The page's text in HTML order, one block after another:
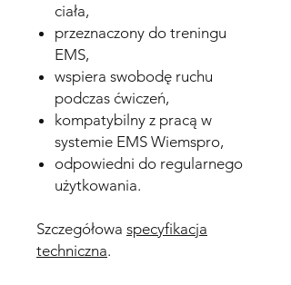
ciała,
przeznaczony do treningu
EMS,
wspiera swobodę ruchu
podczas ćwiczeń,
kompatybilny z pracą w
systemie EMS Wiemspro,
odpowiedni do regularnego
użytkowania.
Szczegółowa specyfikacja
techniczna.